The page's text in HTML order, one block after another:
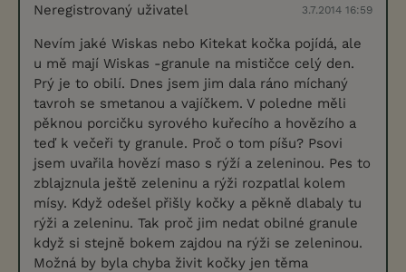
Neregistrovaný uživatel 3.7.2014 16:59
Nevím jaké Wiskas nebo Kitekat kočka pojídá, ale
u mě mají Wiskas -granule na mističce celý den.
Prý je to obilí. Dnes jsem jim dala ráno míchaný
tavroh se smetanou a vajíčkem. V poledne měli
pěknou porcičku syrového kuřecího a hovězího a
teď k večeři ty granule. Proč o tom píšu? Psovi
jsem uvařila hovězí maso s rýží a zeleninou. Pes to
zblajznula ještě zeleninu a rýži rozpatlal kolem
mísy. Když odešel přišly kočky a pěkně dlabaly tu
rýži a zeleninu. Tak proč jim nedat obilné granule
když si stejně bokem zajdou na rýži se zeleninou.
Možná by byla chyba živit kočky jen těma